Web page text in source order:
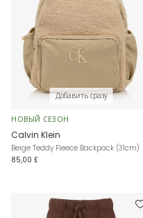
Добавить сразу
НОВЫЙ СЕЗОН
Calvin Klein
Beige Teddy Fleece Backpack (31cm)
85,00 £